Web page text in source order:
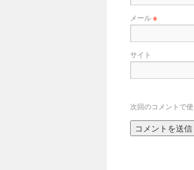
メール※
サイト
次回のコメントで